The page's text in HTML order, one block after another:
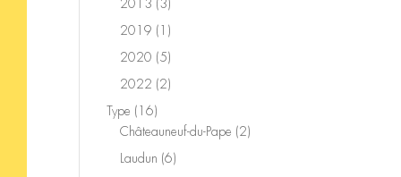
2013 33
products
2019
1
product
2020 55
products
2022 22
Type 1616
products
Châteauneuf-du-Pape 22
Laudun 66